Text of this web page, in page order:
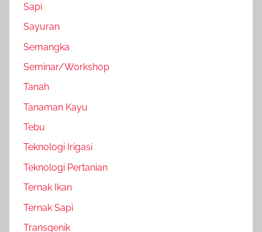
Sapi
Sayuran
Semangka
Seminar/Workshop
Tanah
Tanaman Kayu
Tebu
Teknologi Irigasi
Teknologi Pertanian
Ternak Ikan
Ternak Sapi
Transgenik